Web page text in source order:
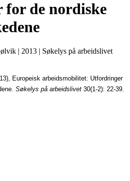
de nordiske
| 2013 | Søkelys på arbeidslivet
Europeisk arbeidsmobilitet: Utfordringer
Søkelys på arbeidslivet 30(1-2): 22-39.